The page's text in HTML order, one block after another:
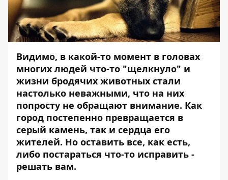
Видимо, в какой-то момент в головах
многих людей что-то "щелкнуло" и
жизни бродячих животных стали
настолько неважными, что на них
попросту не обращают внимание. Как
город постепенно превращается в
серый камень, так и сердца его
жителей. Но оставить все, как есть,
либо постараться что-то исправить -
решать вам.